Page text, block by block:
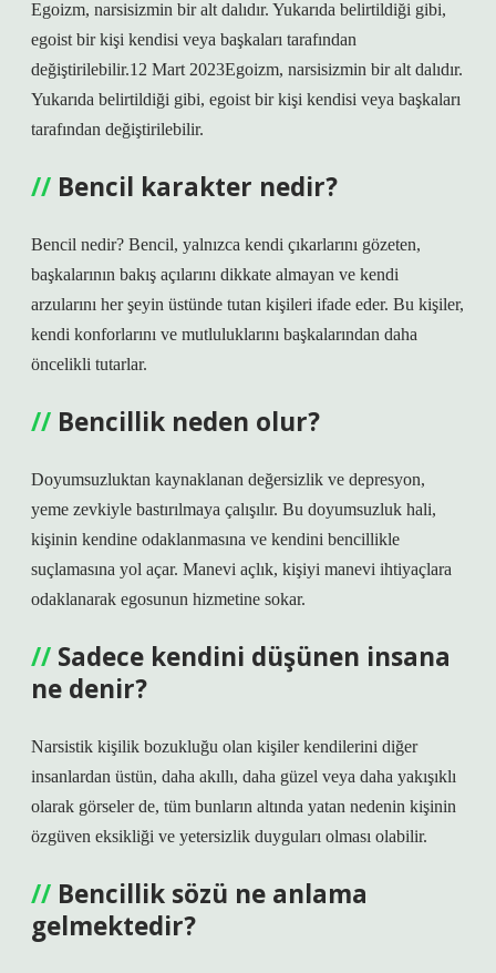
Egoizm, narsisizmin bir alt dalıdır. Yukarıda belirtildiği gibi,
egoist bir kişi kendisi veya başkaları tarafından
değiştirilebilir.12 Mart 2023Egoizm, narsisizmin bir alt dalıdır.
Yukarıda belirtildiği gibi, egoist bir kişi kendisi veya başkaları
tarafından değiştirilebilir.
Bencil karakter nedir?
Bencil nedir? Bencil, yalnızca kendi çıkarlarını gözeten,
başkalarının bakış açılarını dikkate almayan ve kendi
arzularını her şeyin üstünde tutan kişileri ifade eder. Bu kişiler,
kendi konforlarını ve mutluluklarını başkalarından daha
öncelikli tutarlar.
Bencillik neden olur?
Doyumsuzluktan kaynaklanan değersizlik ve depresyon,
yeme zevkiyle bastırılmaya çalışılır. Bu doyumsuzluk hali,
kişinin kendine odaklanmasına ve kendini bencillikle
suçlamasına yol açar. Manevi açlık, kişiyi manevi ihtiyaçlara
odaklanarak egosunun hizmetine sokar.
Sadece kendini düşünen insana
ne denir?
Narsistik kişilik bozukluğu olan kişiler kendilerini diğer
insanlardan üstün, daha akıllı, daha güzel veya daha yakışıklı
olarak görseler de, tüm bunların altında yatan nedenin kişinin
özgüven eksikliği ve yetersizlik duyguları olması olabilir.
Bencillik sözü ne anlama
gelmektedir?